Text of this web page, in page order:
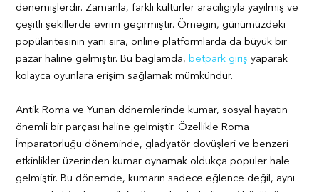
denemişlerdir. Zamanla, farklı kültürler aracılığıyla yayılmış ve
çeşitli şekillerde evrim geçirmiştir. Örneğin, günümüzdeki
popülaritesinin yanı sıra, online platformlarda da büyük bir
pazar haline gelmiştir. Bu bağlamda,betpark giriş yaparak
kolayca oyunlara erişim sağlamak mümkündür.
Antik Roma ve Yunan dönemlerinde kumar, sosyal hayatın
önemli bir parçası haline gelmiştir. Özellikle Roma
İmparatorluğu döneminde, gladyatör dövüşleri ve benzeri
etkinlikler üzerinden kumar oynamak oldukça popüler hale
gelmiştir. Bu dönemde, kumarın sadece eğlence değil, aynı